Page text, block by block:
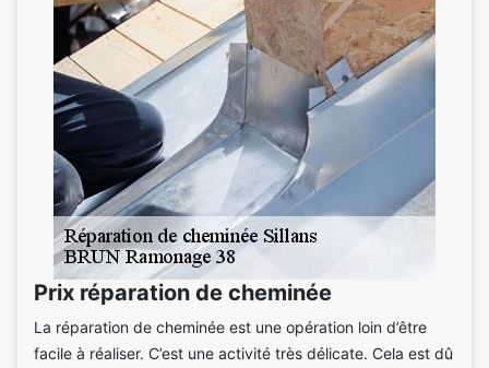
Prix réparation de cheminée
La réparation de cheminée est une opération loin d’être
facile à réaliser. C’est une activité très délicate. Cela est dû